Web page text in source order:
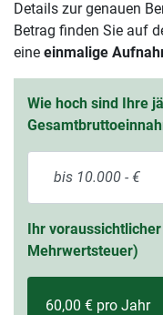
Details zur genauen
Betrag finden Sie auf
eine einmalige
Wie hoch sind Ihre
Ihr
Mehrwertsteuer)
60,00 € pro Jahr